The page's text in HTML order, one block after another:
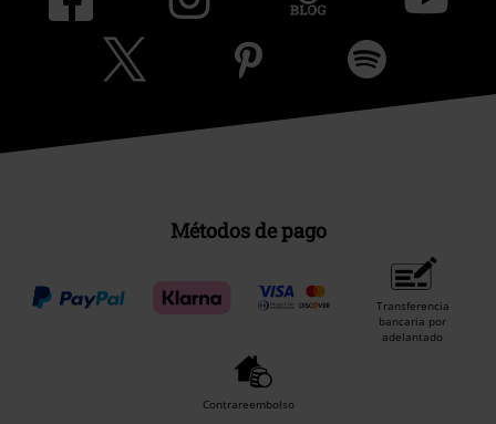
Métodos de pago
Transferencia
bancaria por
adelantado
Contrareembolso